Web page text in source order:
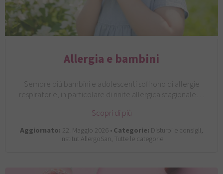
Allergia e bambini
Sempre più bambini e adolescenti soffrono di allergie
respiratorie, in particolare di rinite allergica stagionale…
Scopri di più
Aggiornato: 22. Maggio 2026 •Categorie: Disturbi e consigli,
Institut AllergoSan, Tutte le categorie